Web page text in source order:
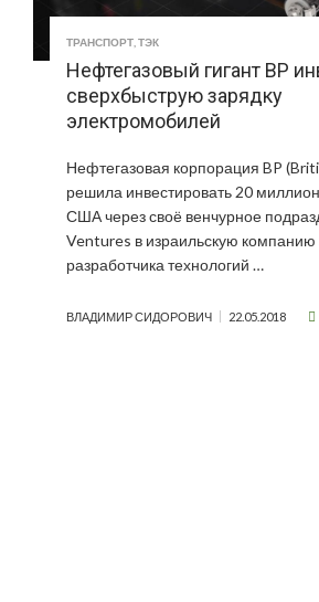
ТРАНСПОРТ ТЭК
Нефтегазовый гигант BP
сверхбыструю зарядку
электромобилей
Нефтегазовая корпорация BP
решила инвестировать 20
США через своё венчурное
Ventures в израильскую
разработчика технологий …
ВЛАДИМИР СИДОРОВИЧ 22.05.2018